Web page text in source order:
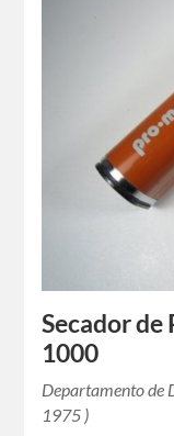
Secador
Compact
Departamento de
Secador
1000
Departamento de
1975 )